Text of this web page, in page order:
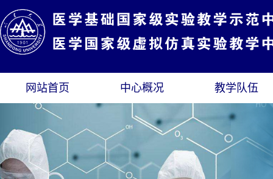
网站首页 中心概况 教学队伍